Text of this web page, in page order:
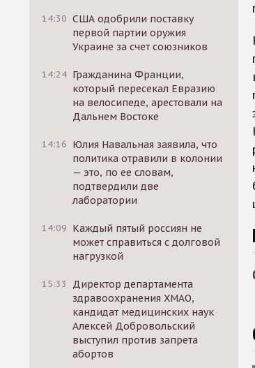
14:30 США одобрили поставку
первой партии оружия
Украине за счет союзников
14:24 Гражданина Франции,
который пересекал Евразию
на велосипеде, арестовали на
Дальнем Востоке
14:16 Юлия Навальная заявила, что
политика отравили в колонии
— это, по ее словам,
подтвердили две
лаборатории
14:09 Каждый пятый россиян не
может справиться с долговой
нагрузкой
15:33
Директор департамента
здравоохранения ХМАО,
кандидат медицинских наук
Алексей Добровольский
выступил против запрета
абортов